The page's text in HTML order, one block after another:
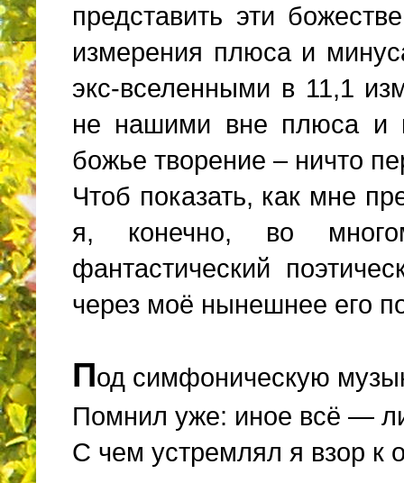
представить эти
измерения плюса и
экс-вселенными в 11,1
не нашими вне плюса и
божье творение – ничто
Чтоб показать, как мне
я, конечно, во
фантастический
через моё нынешнее его
Под симфоническую
Помнил уже: иное всё —
С чем устремлял я взор к